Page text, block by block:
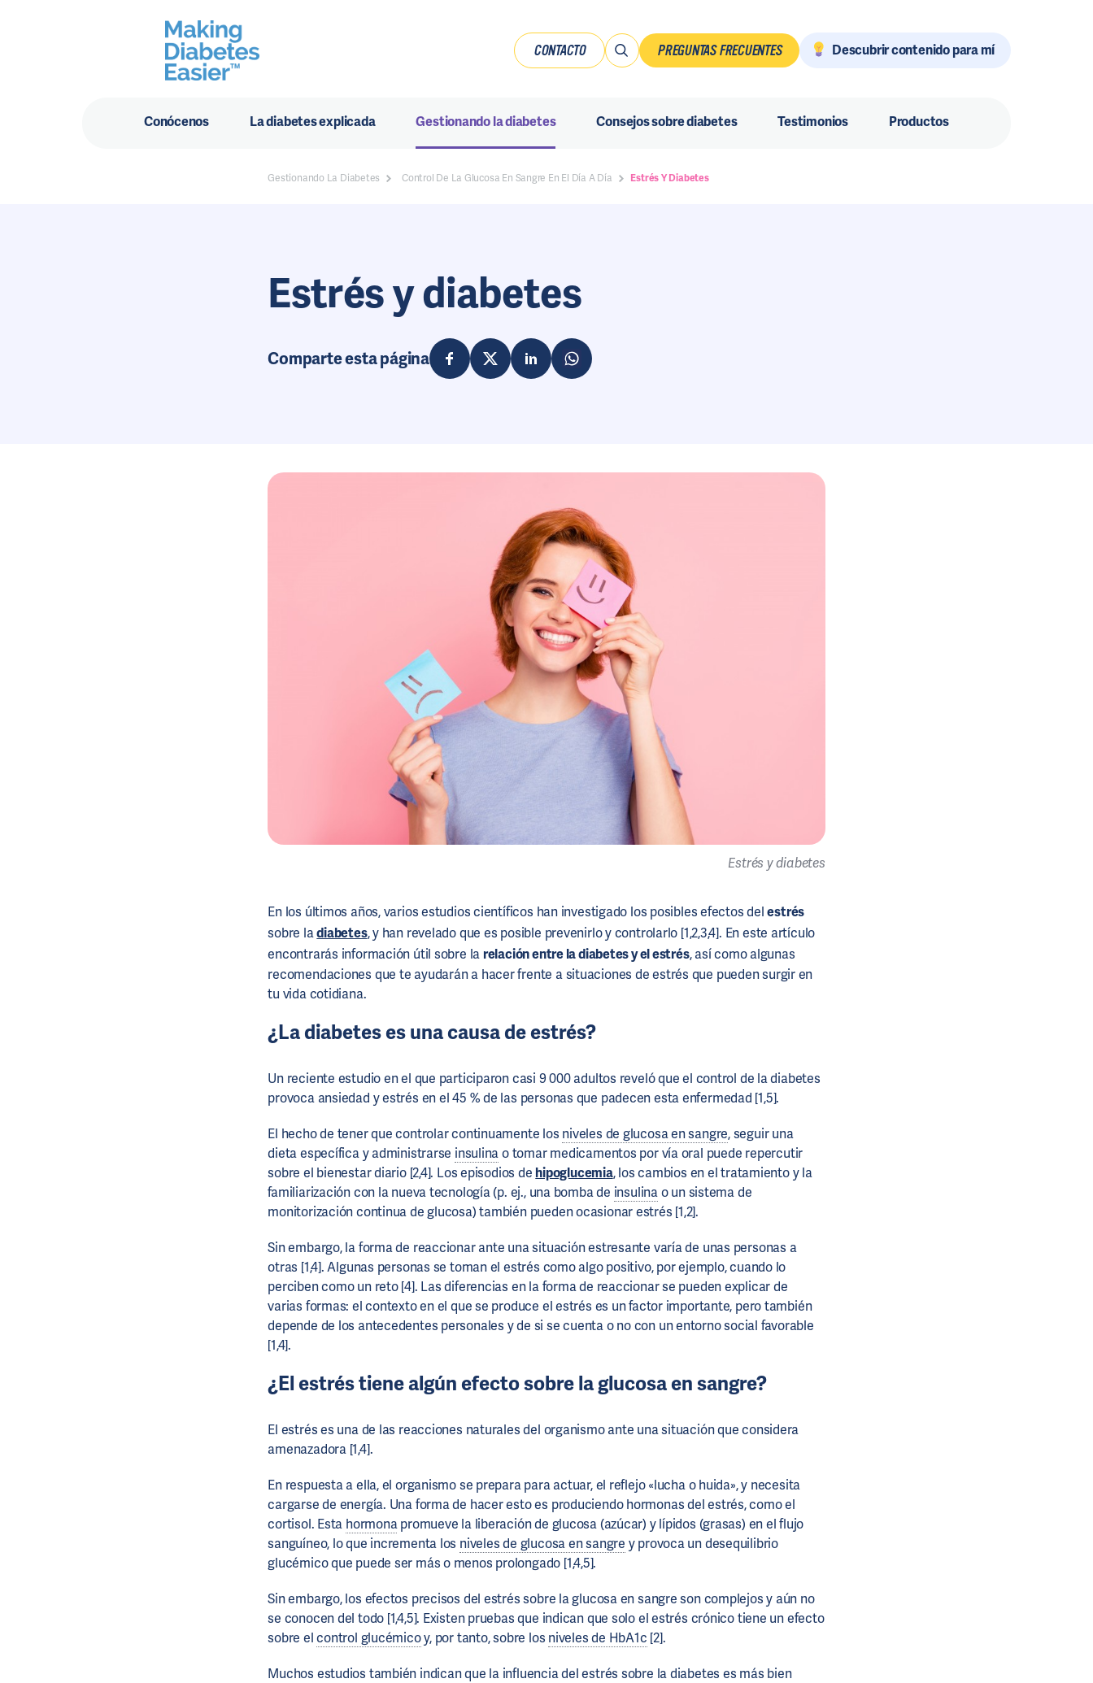
CONTACTO PREGUNTAS FRECUENTES Descubrir contenido para mí
Conócenos La diabetes explicada Gestionando la diabetes Consejos sobre diabetes Testimonios Productos
Gestionando La Diabetes Control De La Glucosa En Sangre En El Día A Día Estrés Y Diabetes
Estrés y diabetes
Comparte esta página
Estrés y diabetes
En los últimos años, varios estudios científicos han investigado los posibles efectos delestrés
sobre ladiabetes, y han revelado que es posible prevenirlo y controlarlo [1,2,3,4]. En este artículo
encontrarás información útil sobre la relación entre la diabetes y el estrés, así como algunas
recomendaciones que te ayudarán a hacer frente a situaciones de estrés que pueden surgir en
tu vida cotidiana.
¿La diabetes es una causa de estrés?
Un reciente estudio en el que participaron casi 9 000 adultos reveló que el control de la diabetes
provoca ansiedad y estrés en el 45 % de las personas que padecen esta enfermedad [1,5].
El hecho de tener que controlar continuamente los niveles de glucosa en sangre, seguir una
dieta específica y administrarse insulinao tomar medicamentos por vía oral puede repercutir
sobre el bienestar diario [2,4]. Los episodios de hipoglucemia, los cambios en el tratamiento y la
familiarización con la nueva tecnología (p. ej., una bomba de insulinao un sistema de
monitorización continua de glucosa) también pueden ocasionar estrés [1,2].
Sin embargo, la forma de reaccionar ante una situación estresante varía de unas personas a
otras [1,4]. Algunas personas se toman el estrés como algo positivo, por ejemplo, cuando lo
perciben como un reto [4]. Las diferencias en la forma de reaccionar se pueden explicar de
varias formas: el contexto en el que se produce el estrés es un factor importante, pero también
depende de los antecedentes personales y de si se cuenta o no con un entorno social favorable
[1,4].
¿El estrés tiene algún efecto sobre la glucosa en sangre?
El estrés es una de las reacciones naturales del organismo ante una situación que considera
amenazadora [1,4].
En respuesta a ella, el organismo se prepara para actuar, el reflejo «lucha o huida», y necesita
cargarse de energía. Una forma de hacer esto es produciendo hormonas del estrés, como el
cortisol. Esta hormonapromueve la liberación de glucosa (azúcar) y lípidos (grasas) en el flujo
sanguíneo, lo que incrementa los niveles de glucosa en sangre y provoca un desequilibrio
glucémico que puede ser más o menos prolongado [1,4,5].
Sin embargo, los efectos precisos del estrés sobre la glucosa en sangre son complejos y aún no
se conocen del todo [1,4,5]. Existen pruebas que indican que solo el estrés crónico tiene un efecto
sobre elcontrol glucémicoy, por tanto, sobre los niveles de HbA1c [2].
Muchos estudios también indican que la influencia del estrés sobre la diabetes es más bien